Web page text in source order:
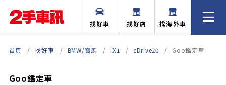
找好車 找好店 找海外車
首頁 找好車 BMW/寶馬 iX1 eDrive20 Goo鑑定車
Goo鑑定車